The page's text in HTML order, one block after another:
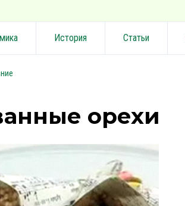
История Статьи
орехи